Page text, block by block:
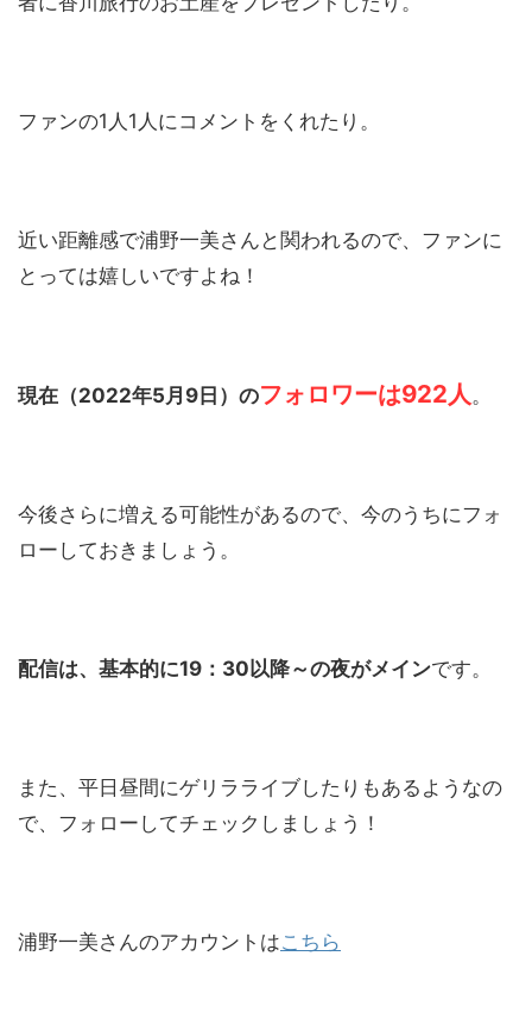
ファンの1人1人にコメントをくれたり。
近い距離感で浦野一美さんと関われるので、ファンに
とっては嬉しいですよね！
現在（2022年5月9日）のフォロワーは922人。
今後さらに増える可能性があるので、今のうちにフォ
ローしておきましょう。
配信は、基本的に19：30以降～の夜がメインです。
また、平日昼間にゲリラライブしたりもあるようなの
で、フォローしてチェックしましょう！
浦野一美さんのアカウントはこちら